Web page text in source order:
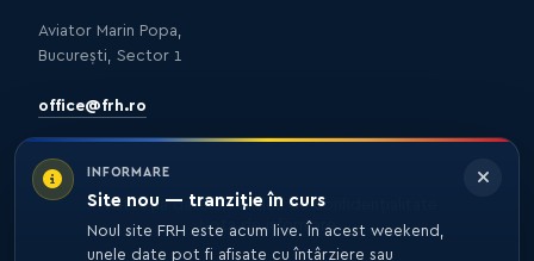
INFORMARE
Site nou — tranziție în curs
Noul site FRH este acum live. În acest weekend,
unele date pot fi afișate cu întârziere sau
Aviator Marin Popa,
București, Sector 1
office@frh.ro
Protecția datelorPolitica de confidențialitate
Nota de informare